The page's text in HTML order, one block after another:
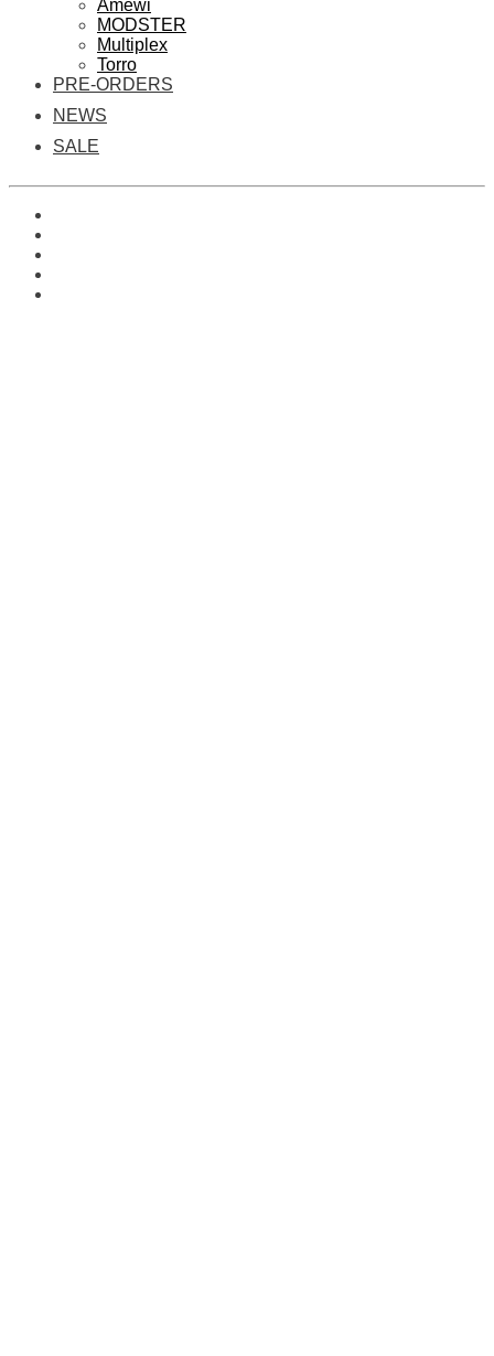
Amewi
MODSTER
Multiplex
Torro
PRE-ORDERS
NEWS
SALE